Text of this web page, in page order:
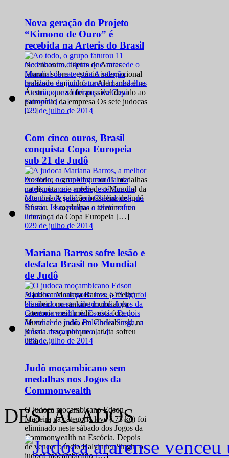
Nova geração do Projeto
“Kimono de Ouro” é
recebida na Arteris do Brasil
No encontro, atletas de Araras
falaram sobre o estágio internacional
realizado em junho na Alemanha e na
Áustria, que só foi possível devido ao
patrocínio da empresa Os sete judocas
[…]
029 de julho de 2014
Com cinco ouros, Brasil
conquista Copa Europeia
sub 21 de Judô
Ao todo, o grupo faturou 11 medalhas
na disputa que antecede o Mundial da
categoria A seleção brasileira de judô
faturou 11 medalhas e terminou na
liderança da Copa Europeia […]
029 de julho de 2014
Mariana Barros sofre lesão e
desfalca Brasil no Mundial
de Judô
A judoca Mariana Barros, a melhor
brasileira no ranking mundial da
categoria meio médio, está fora do
Mundial de judô, em Cheliabinsk, na
Rússia. Isso, porque a atleta sofreu
uma […]
028 de julho de 2014
Judô moçambicano sem
medalhas nos Jogos da
Commonwealth
O judoca moçambicano Edson
Madeira na categoria leve (-73 kg) foi
eliminado neste sábado dos Jogos da
Commonwealth na Escócia. Depois
de vencer o índio Balvinder Singh, o
judoca moçambicano […]
DESTACADOS